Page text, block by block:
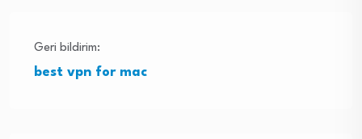
Geri bildirim:
best vpn for mac